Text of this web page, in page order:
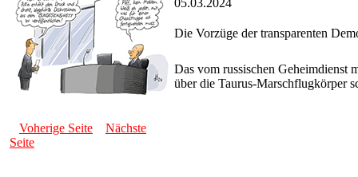
05.03.2024
Die Vorzüge der transparenten
Das vom russischen Geheimdienst
über die Taurus-Marschflugkörper
Voherige Seite
Nächste
Seite